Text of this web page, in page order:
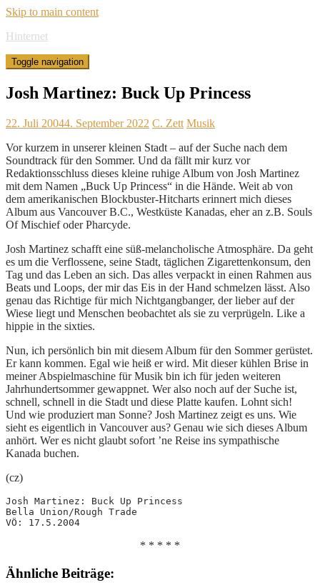
Skip to main content
Hinternet
Toggle navigation
Josh Martinez: Buck Up Princess
22. Juli 20044. September 2022 C. Zett Musik
Vor kurzem in unserer kleinen Stadt – auf der Suche nach dem
Soundtrack für den Sommer. Und da fällt mir kurz vor
Redaktionsschluss dieses kleine ruhige Album von Josh Martinez
mit dem Namen „Buck Up Princess“ in die Hände. Weit ab von
dem amerikanischen Blockbuster-Hitcharts erinnert mich dieses
Album aus Vancouver B.C., Westküste Kanadas, eher an z.B. Souls
Of Mischief oder Pharcyde.
Josh Martinez schafft eine süß-melancholische Atmosphäre. Da geht
es um die Verflossene, seine Stadt, täglichen Zigarettenkonsum, den
Tag und das Leben an sich. Das alles verpackt in einen Rahmen aus
Beats und Loops, der mir das Eis in der Hand schmelzen lässt. Also
genau das Richtige für mich Nichtgangbanger, der lieber auf der
Wiese liegt und Menschen beobachtet als sie zu verprügeln. Like a
hippie in the sixties.
Nun, ich persönlich bin mit diesem Album für den Sommer gerüstet.
Er kann kommen. Egal wie heiß er wird. Mit dieser kühlen Brise in
meiner Abspielmaschine für Musik bin ich für jeden weiteren
Jahrhundertsommer gewappnet. Wer also noch auf der Suche ist,
schnell, schnell in die Stadt und diese Platte kaufen. Lohnt sich!
Und wie produziert man Sonne? Josh Martinez zeigt es uns. Wie
sieht es eigentlich in Vancouver aus? Genau wie sich dieses Album
anhört. Wer es nicht glaubt sofort ’ne Reise ins sympathische
Kanada buchen.
(cz)
Josh Martinez: Buck Up Princess
Bella Union/Rough Trade
VÖ: 17.5.2004
* * * * *
Ähnliche Beiträge: